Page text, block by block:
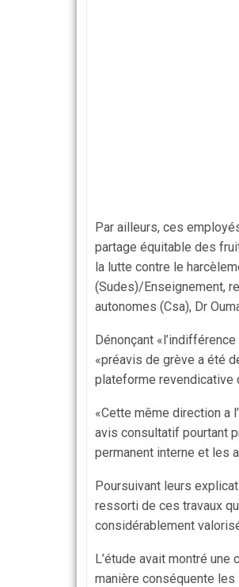
Par ailleurs, ces
partage équitable des
la lutte contre le
(Sudes)/Enseigne­ment,
autonomes (Csa), Dr
Dénonçant
«préavis de grève a été
plateforme revendicative
«Cette même direction a
avis consultatif pourtant
permanent interne et les
Poursuivant leurs
ressorti de ces travaux
considérablement
L’étude avait montré
manière conséquente les